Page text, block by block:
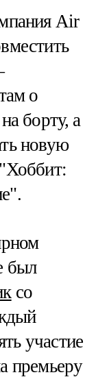
Air
о
борту, а
новую
был
со
участие
премьеру